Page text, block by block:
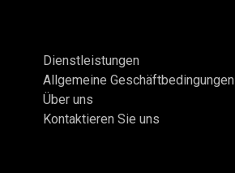
Dienstleistungen
Allgemeine Geschäftbedingungen
Über uns
Kontaktieren Sie uns